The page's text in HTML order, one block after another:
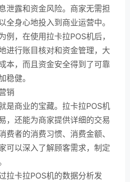
泄露和资金风险。商家无需担
全身心地投入到商业运营中。
例，在使用拉卡拉POS机后，
进行账目核对和资金管理，大
本，而且资金安全得到了可靠
稳健。
销
是商业的宝藏。拉卡拉POS机
，还能为商家提供详细的交易
费者的消费习惯、消费金额、
可以深入了解顾客需求，制定
拉卡拉POS机的数据分析发